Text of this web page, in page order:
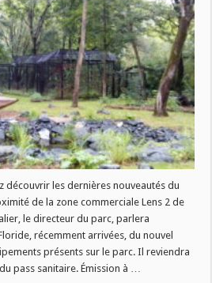
PLUS
:
LES
NOUVEAUTES
DU
PARC
DES
CYTISES
découvrir les dernières nouveautés du
de la zone commerciale Lens 2 de
le directeur du parc, parlera
récemment arrivées, du nouvel
présents sur le parc. Il reviendra
pass sanitaire. Émission à …